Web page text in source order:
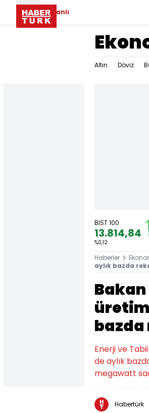
Canlı
Altın Döviz
BIST 100
13.814,84
%0,12
Haberler
aylık bazda
Enerji ve
de aylık
megawatt
Habertürk